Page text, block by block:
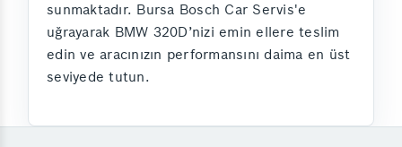
sunmaktadır. Bursa Bosch Car Servis'e
uğrayarak BMW 320D’nizi emin ellere teslim
edin ve aracınızın performansını daima en üst
seviyede tutun.